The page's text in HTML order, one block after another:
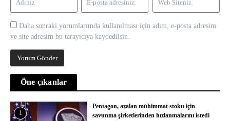
Daha sonraki yorumlarımda kullanılması için adım, e-posta adresim
ve site adresim bu tarayıcıya kaydedilsin.
Öne çıkanlar
1
Pentagon, azalan mühimmat stoku için
savunma şirketlerinden hızlanmalarını istedi